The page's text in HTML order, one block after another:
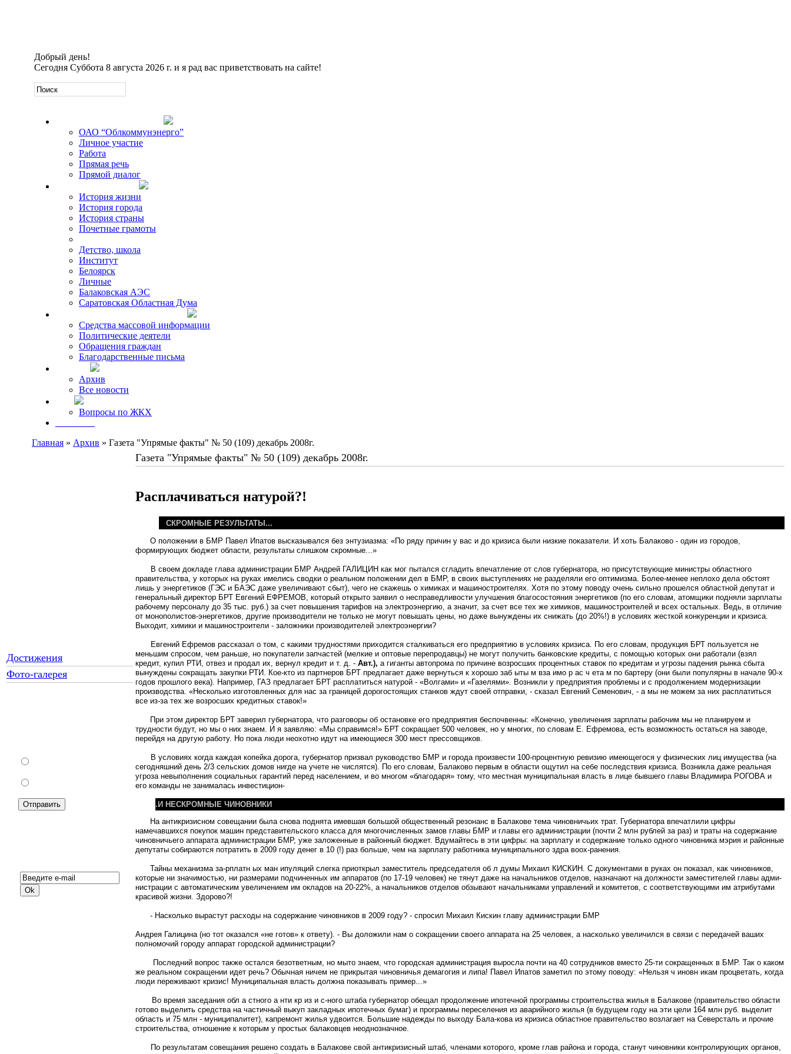
Добрый день!
Сегодня Суббота 8 августа 2026 г. и я рад вас приветствовать на сайте!
ОАО “Облкоммунэнерго”
Личное участие
Работа
Прямая речь
Прямой диалог
История жизни
История города
История страны
Почетные грамоты
Детство, школа
Институт
Белоярск
Личные
Балаковская АЭС
Саратовская Областная Дума
Средства массовой информации
Политические деятели
Обращения граждан
Благодарственные письма
Архив
Все новости
Вопросы по ЖКХ
Главная » Архив » Газета "Упрямые факты" № 50 (109) декабрь 2008г.
Достижения
Фото-галерея
Газета "Упрямые факты" № 50 (109) декабрь 2008г.
Расплачиваться натурой?!
СКРОМНЫЕ РЕЗУЛЬТАТЫ...
О положении в БМР Па­вел Ипатов высказывался без энтузиазма: «По ряду причин у вас и до кризиса были низкие показатели. И хоть Балаково - один из городов,
формирующих бюджет области, результаты слишком скромные...»
В своем докладе глава администрации БМР Андрей ГАЛИЦИН как мог пытался сгладить впечатление от слов губернатора, но при­сутствующие министры об­ластного
правительства, у которых на руках имелись сводки о реальном положе­нии дел в БМР, в своих вы­ступлениях не разделяли его оптимизма. Более-менее неплохо дела обстоят
лишь у энергетиков (ГЭС и БАЭС даже увеличивают сбыт), чего не скажешь о химиках и машиностроителях. Хотя по этому поводу очень сильно прошелся областной депу­тат и
генеральный директор БРТ Евгений ЕФРЕМОВ, ко­торый открыто заявил о не­справедливости улучшения благосостояния энергетиков (по его словам, атомщики подняли зарплаты
рабочему персоналу до 35 тыс. руб.) за счет повышения тарифов на электроэнергию, а значит, за счет все тех же химиков, ма­шиностроителей и всех ос­тальных. Ведь, в отличие
от монополистов-энергетиков, другие производители не только не могут повышать цены, но даже вынуждены их снижать (до 20%!) в усло­виях жесткой конкуренции и кризиса.
Выходит, химики и машиностроители - залож­ники производителей элек­троэнергии?
Евгений Ефремов рас­сказал о том, с какими труд­ностями приходится стал­киваться его предприятию в условиях кризиса. По его словам, продукция БРТ поль­зуется не
меньшим спросом, чем раньше, но покупатели запчастей (мелкие и опто­вые перепродавцы) не могут получить банковские креди­ты, с помощью которых они работали (взял
кредит, ку­пил РТИ, отвез и продал их, вернул кредит и т. д. - Авт.), а гиганты автопрома по при­чине возросших процент­ных ставок по кредитам и угрозы падения рынка сбы­та
вынуждены сокращать закупки РТИ. Кое-кто из партнеров БРТ предлагает даже вернуться к хорошо заб ыты м вза имо р ас ч ета м по бартеру (они были попу­лярны в начале 90-х
годов прошлого века). Например, ГАЗ предлагает БРТ распла­титься натурой - «Волгами» и «Газелями». Возникли у предприятия проблемы и с продолжением модерни­зации
производства. «Не­сколько изготовленных для нас за границей дорогос­тоящих станков ждут своей отправки, - сказал Евгений Семенович, - а мы не можем за них расплатиться
все из-за тех же возросших кредит­ных ставок!»
При этом директор БРТ заверил губернатора, что разговоры об остановке его предприятия беспочвенны: «Конечно, увеличения за­рплаты рабочим мы не пла­нируем и
трудности будут, но мы о них знаем. И я заявляю: «Мы справимся!» БРТ сокра­щает 500 человек, но у мно­гих, по словам Е. Ефремова, есть возможность остаться на заводе,
перейдя на дру­гую работу. Но пока люди неохотно идут на имеющие­ся 300 мест прессовщиков.
В условиях когда каждая копейка дорога, губернатор призвал руководство БМР и города произвести 100-процентную ревизию име­ющегося у физических лиц имущества (на
сегодняшний день 2/3 сельских домов нигде на учете не числятся). По его словам, Балаково первым в области ощутил на себе последствия кризи­са. Возникла даже реальная
угроза невыполнения со­циальных гарантий перед населением, и во многом «благодаря» тому, что мест­ная муниципальная власть в лице бывшего главы Влади­мира РОГОВА и
его команды не занималась инвестицион-
.И НЕСКРОМНЫЕ ЧИНОВНИКИ
На антикризисном со­вещании была снова под­нята имевшая большой общественный резонанс в Балакове тема чиновничьих трат. Губернатора впечат­лили цифры
намечавшихся покупок машин представи­тельского класса для много­численных замов главы БМР и главы его администрации (почти 2 млн рублей за раз) и траты на содержание
чинов­ничьего аппарата админист­рации БМР, уже заложенные в районный бюджет. Вду­майтесь в эти цифры: на за­рплату и содержание только одного чиновника мэрия и районные
депутаты собира­ются потратить в 2009 году денег в 10 (!) раз больше, чем на зарплату работника муниципального здра воох-ранения.
Тайны механизма за-рплатн ых ман ипуляций слегка приоткрыл замести­тель председателя об л думы Михаил КИСКИН. С доку­ментами в руках он показал, как чиновников,
которые ни значимостью, ни размерами подчиненных им аппаратов (по 17-19 человек) не тянут даже на начальников отде­лов, назначают на должнос­ти заместителей главы адми­
нистрации с автоматическим увеличением им окладов на 20-22%, а начальников отде­лов обзывают начальниками управлений и комитетов, с соответствующими им ат­рибутами
красивой жизни. Здорово?!
- Насколько вырастут расходы на содержание чиновников в 2009 году? - спросил Михаил Кискин главу администрации БМР
Андрея Галицина (но тот ока­зался «не готов» к ответу). - Вы доложили нам о сокра­щении своего аппарата на 25 человек, а насколько увели­чился в связи с передачей ваших
полномочий городу аппарат городской админис­трации?
Последний вопрос также остался безответным, но мы­то знаем, что городская ад­министрация выросла почти на 40 сотрудников вместо 25-ти сокращенных в БМР. Так о каком
же реальном сокра­щении идет речь? Обычная ничем не прикрытая чинов­ничья демагогия и липа! Па­вел Ипатов заметил по этому поводу: «Нельзя ч иновн икам процветать, когда
люди пе­реживают кризис! Муници­пальная власть должна по­казывать пример...»
Во время заседания обл а стного а нти кр из и с-ного штаба губернатор обещал продолжение ипо­течной программы строи­тельства жилья в Балакове (правительство области
го­тово выделить средства на частичный выкуп закладных ипотечных бумаг) и програм­мы переселения из аварий­ного жилья (в будущем году на эти цели 164 млн руб. вы­делит
область и 75 млн - му­ниципалитет), капремонт жилья удвоится. Большие надежды по выходу Бала-кова из кризиса областное правительство возлагает на Северсталь и прочие
строи­тельства, отношение к кото­рым у простых балаковцев неоднозначное.
По результатам совеща­ния решено создать в Бала­кове свой антикризисный штаб, членами которого, кроме глав района и города, станут чиновники контроли­рующих органов,